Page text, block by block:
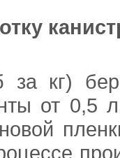
кг)
от 0,5